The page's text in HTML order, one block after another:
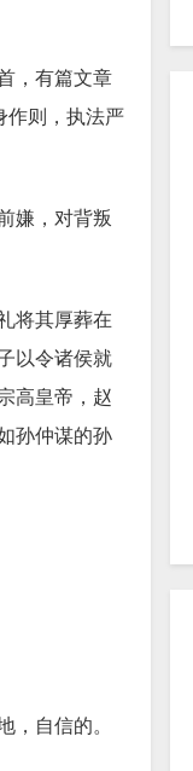
，有篇文章
作则，执法严
嫌，对背叛
将其厚葬在
以令诸侯就
高皇帝，赵
孙仲谋的孙
自信的。